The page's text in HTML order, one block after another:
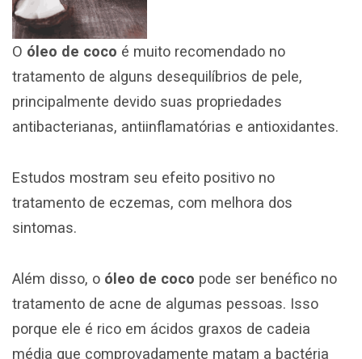
O óleo de coco é muito recomendado no
tratamento de alguns desequilíbrios de pele,
principalmente devido suas propriedades
antibacterianas, antiinflamatórias e antioxidantes.
Estudos mostram seu efeito positivo no
tratamento de eczemas, com melhora dos
sintomas.
Além disso, o óleo de coco pode ser benéfico no
tratamento de acne de algumas pessoas. Isso
porque ele é rico em ácidos graxos de cadeia
média que comprovadamente matam a bactéria